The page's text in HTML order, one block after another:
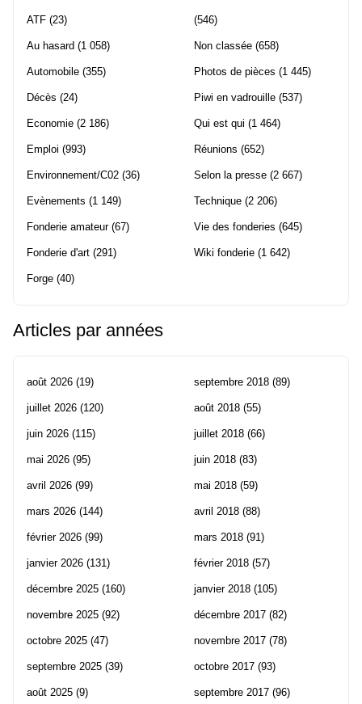
ATF (23)
Au hasard (1 058)
Automobile (355)
Décès (24)
Economie (2 186)
Emploi (993)
Environnement/C02 (36)
Evènements (1 149)
Fonderie amateur(67)
Fonderie d'art (291)
Forge (40)
(546)
Non classée (658)
Photos de pièces (1 445)
Piwi en vadrouille (537)
Qui est qui (1 464)
Réunions (652)
Selon la presse (2 667)
Technique (2 206)
Vie des fonderies (645)
Wiki fonderie (1 642)
Articles par années
août 2026 (19)
juillet 2026 (120)
juin 2026 (115)
mai 2026 (95)
avril 2026 (99)
mars 2026 (144)
février 2026 (99)
janvier 2026 (131)
décembre 2025 (160)
novembre 2025 (92)
octobre 2025 (47)
septembre 2025 (39)
août 2025 (9)
septembre 2018 (89)
août 2018 (55)
juillet 2018 (66)
juin 2018 (83)
mai 2018 (59)
avril 2018 (88)
mars 2018 (91)
février 2018 (57)
janvier 2018 (105)
décembre 2017 (82)
novembre 2017 (78)
octobre 2017 (93)
septembre 2017 (96)